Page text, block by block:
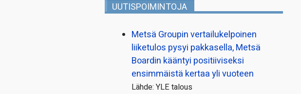
UUTISPOIMINTOJA
Metsä Groupin vertailu­kelpoinen
liiketulos pysyi pakkasella, Metsä
Boardin kääntyi positiiviseksi
ensimmäistä kertaa yli vuoteen
Lähde: YLE talous